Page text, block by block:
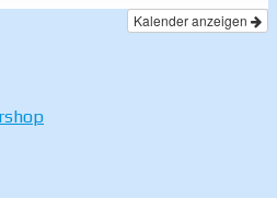
Kalender anzeigen